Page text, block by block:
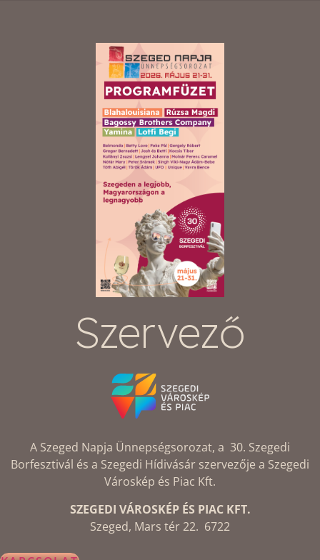
Szervező
A Szeged Napja Ünnepségsorozat, a 30. Szegedi
Borfesztivál és a Szegedi Hídivásár szervezője a Szegedi
Városkép és Piac Kft.
SZEGEDI VÁROSKÉP ÉS PIAC KFT.
Szeged, Mars tér 22. 6722